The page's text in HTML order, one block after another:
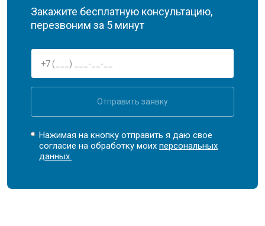
Закажите бесплатную консультацию,
перезвоним за 5 минут
Отправить заявку
Нажимая на кнопку отправить я даю свое
согласие на обработку моихперсональных
данных.